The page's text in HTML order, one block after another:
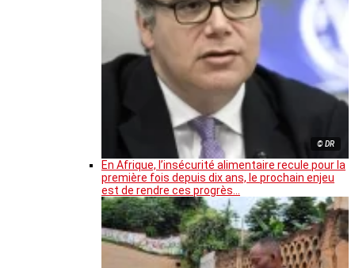
© DR
En Afrique, l’insécurité alimentaire recule pour la
première fois depuis dix ans, le prochain enjeu
est de rendre ces progrès…